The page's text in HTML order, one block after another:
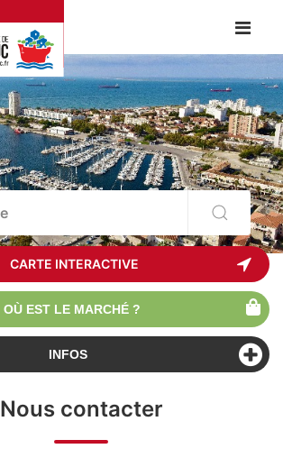
CARTE INTERACTIVE
OÙ EST LE MARCHÉ ?
INFOS
Nous contacter